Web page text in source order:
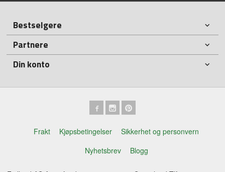
Bestselgere
Partnere
Din konto
Frakt Kjøpsbetingelser
Sikkerhet og personvern
Nyhetsbrev
Blogg